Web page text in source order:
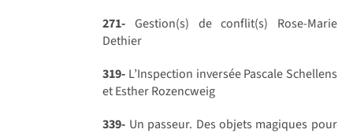
271- Gestion(s) de conflit(s) Rose-Marie
Dethier
319- L’Inspection inversée Pascale Schellens
et Esther Rozencweig
339- Un passeur. Des objets magiques pour